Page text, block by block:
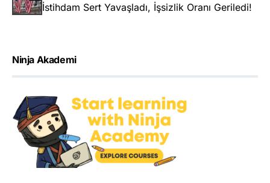
İstihdam Sert Yavaşladı, İşsizlik Oranı Geriledi!
Ninja Akademi